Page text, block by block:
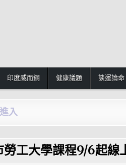
印度威而鋼 健康議題 談運論命
入
勞工大學課程9/6起線